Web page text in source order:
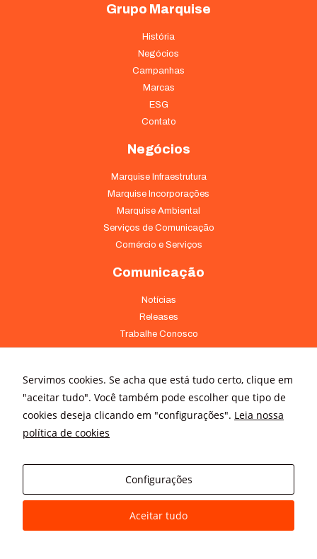
Grupo Marquise
História
Negócios
Campanhas
Marcas
ESG
Contato
Negócios
Marquise Infraestrutura
Marquise Incorporações
Marquise Ambiental
Serviços de Comunicação
Comércio e Serviços
Comunicação
Notícias
Releases
Trabalhe Conosco
Fale Conosco
Onde Estamos
Av. Pontes Vieira, 1838 - Dionísio Torres Fortaleza - CE 60135-238
(85) 4008-3322 ou 4008-3333
© All rights reserved
Servimos cookies. Se acha que está tudo certo, clique em
"aceitar tudo". Você também pode escolher que tipo de
cookies deseja clicando em "configurações". Leia nossa
política de cookies
Configurações
Aceitar tudo
Marketing
Ao compartilhar
ao visitar nosso
personalizadas.